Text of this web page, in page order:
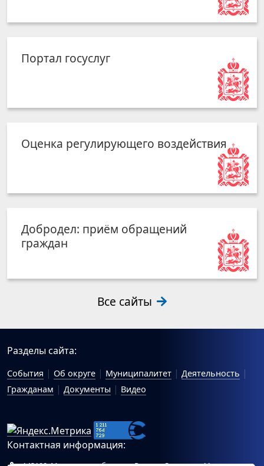
Портал госуслуг
Оценка регулирующего воздействия
Добродел: приём обращений
граждан
Все сайты
Разделы сайта:
События Об округе Муниципалитет
Деятельность
Гражданам
Документы Видео
Контактная информация: